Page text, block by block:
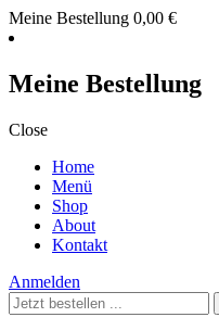
Meine Bestellung 0,00 €
Meine Bestellung
Close
Home
Menü
Shop
About
Kontakt
Anmelden
Suche
nach: